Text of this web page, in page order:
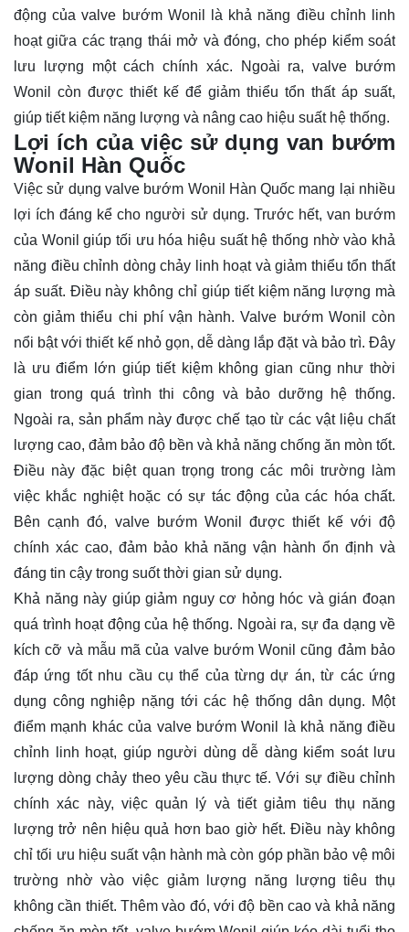
động của valve bướm Wonil là khả năng điều chỉnh linh
hoạt giữa các trạng thái mở và đóng, cho phép kiểm soát
lưu lượng một cách chính xác. Ngoài ra, valve bướm
Wonil còn được thiết kế để giảm thiểu tổn thất áp suất,
giúp tiết kiệm năng lượng và nâng cao hiệu suất hệ thống.
Lợi ích của việc sử dụng van bướm
Wonil Hàn Quốc
Việc sử dụng valve bướm Wonil Hàn Quốc mang lại nhiều
lợi ích đáng kể cho người sử dụng. Trước hết, van bướm
của Wonil giúp tối ưu hóa hiệu suất hệ thống nhờ vào khả
năng điều chỉnh dòng chảy linh hoạt và giảm thiểu tổn thất
áp suất. Điều này không chỉ giúp tiết kiệm năng lượng mà
còn giảm thiểu chi phí vận hành. Valve bướm Wonil còn
nổi bật với thiết kế nhỏ gọn, dễ dàng lắp đặt và bảo trì. Đây
là ưu điểm lớn giúp tiết kiệm không gian cũng như thời
gian trong quá trình thi công và bảo dưỡng hệ thống.
Ngoài ra, sản phẩm này được chế tạo từ các vật liệu chất
lượng cao, đảm bảo độ bền và khả năng chống ăn mòn tốt.
Điều này đặc biệt quan trọng trong các môi trường làm
việc khắc nghiệt hoặc có sự tác động của các hóa chất.
Bên cạnh đó, valve bướm Wonil được thiết kế với độ
chính xác cao, đảm bảo khả năng vận hành ổn định và
đáng tin cậy trong suốt thời gian sử dụng.
Khả năng này giúp giảm nguy cơ hỏng hóc và gián đoạn
quá trình hoạt động của hệ thống. Ngoài ra, sự đa dạng về
kích cỡ và mẫu mã của valve bướm Wonil cũng đảm bảo
đáp ứng tốt nhu cầu cụ thể của từng dự án, từ các ứng
dụng công nghiệp nặng tới các hệ thống dân dụng. Một
điểm mạnh khác của valve bướm Wonil là khả năng điều
chỉnh linh hoạt, giúp người dùng dễ dàng kiểm soát lưu
lượng dòng chảy theo yêu cầu thực tế. Với sự điều chỉnh
chính xác này, việc quản lý và tiết giảm tiêu thụ năng
lượng trở nên hiệu quả hơn bao giờ hết. Điều này không
chỉ tối ưu hiệu suất vận hành mà còn góp phần bảo vệ môi
trường nhờ vào việc giảm lượng năng lượng tiêu thụ
không cần thiết. Thêm vào đó, với độ bền cao và khả năng